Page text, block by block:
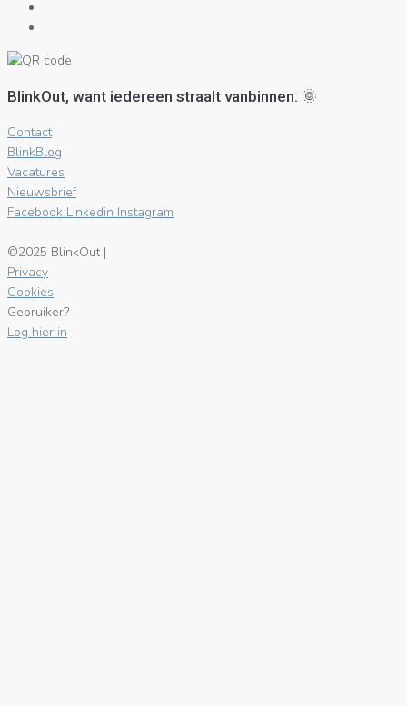
BlinkOut, want iedereen straalt vanbinnen. 🌞
Contact
BlinkBlog
Vacatures
Nieuwsbrief
Facebook Linkedin Instagram
©2025 BlinkOut |
Privacy
Cookies
Gebruiker?
Log hier in